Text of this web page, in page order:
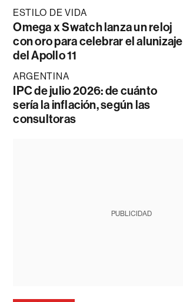
ESTILO DE VIDA
Omega x Swatch lanza un reloj
con oro para celebrar el alunizaje
del Apollo 11
ARGENTINA
IPC de julio 2026: de cuánto
sería la inflación, según las
consultoras
PUBLICIDAD